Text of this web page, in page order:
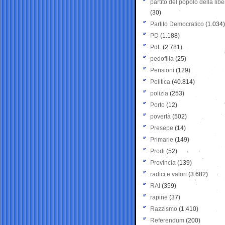
partito del popolo della
(30)
Partito Democratico (1.034)
PD (1.188)
PdL (2.781)
pedofilia (25)
Pensioni (129)
Politica (40.814)
polizia (253)
Porto (12)
povertà (502)
Presepe (14)
Primarie (149)
Prodi (52)
Provincia (139)
radici e valori (3.682)
RAI (359)
rapine (37)
Razzismo (1.410)
Referendum (200)